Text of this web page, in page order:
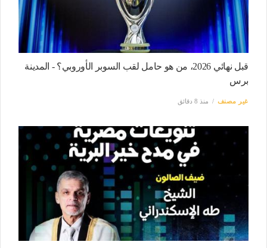
قبل نهائي 2026، من هو حامل لقب السوبر الأوروبي؟ - المدينة
برس
غير مصنف منذ 8 دقائق